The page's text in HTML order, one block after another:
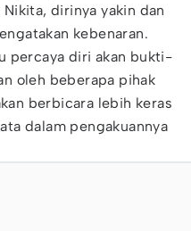
dirinya yakin dan
kebenaran.
percaya diri akan bukti-
oleh beberapa pihak
berbicara lebih keras
dalam pengakuannya